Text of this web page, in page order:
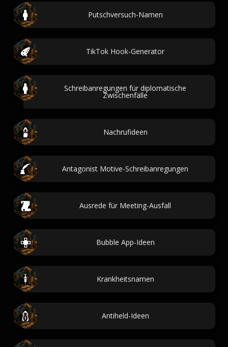
Putschversuch-Namen
TikTok Hook-Generator
Schreibanregungen für diplomatische
Zwischenfälle
Nachrufideen
Antagonist Motive-Schreibanregungen
Ausrede für Meeting-Ausfall
Bubble App-Ideen
Krankheitsnamen
Antiheld-Ideen